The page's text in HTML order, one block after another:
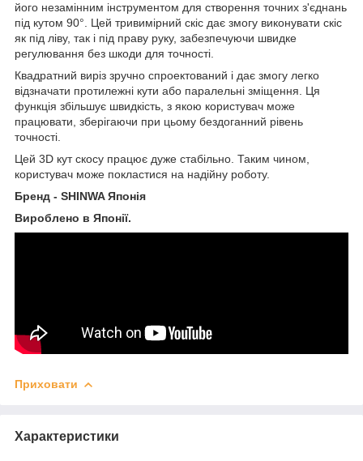
його незамінним інструментом для створення точних з'єднань
під кутом 90°. Цей тривимірний скіс дає змогу виконувати скіс
як під ліву, так і під праву руку, забезпечуючи швидке
регулювання без шкоди для точності.
Квадратний виріз зручно спроектований і дає змогу легко
відзначати протилежні кути або паралельні зміщення. Ця
функція збільшує швидкість, з якою користувач може
працювати, зберігаючи при цьому бездоганний рівень
точності.
Цей 3D кут скосу працює дуже стабільно. Таким чином,
користувач може покластися на надійну роботу.
Бренд - SHINWA Японія
Вироблено в Японії.
Приховати
Характеристики